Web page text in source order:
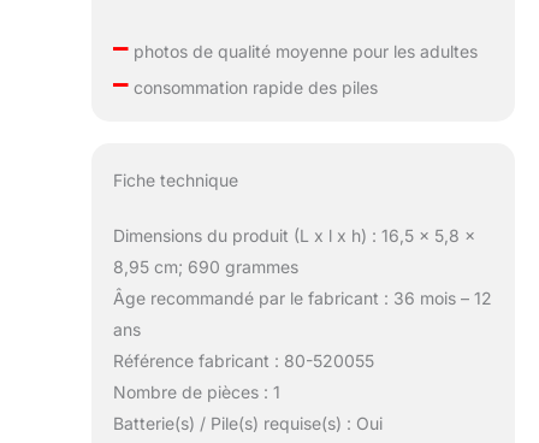
–photos de qualité moyenne pour les adultes
–consommation rapide des piles
Fiche technique
Dimensions du produit (L x l x h) : 16,5 x 5,8 x
8,95 cm; 690 grammes
Âge recommandé par le fabricant : 36 mois – 12
ans
Référence fabricant : 80-520055
Nombre de pièces : 1
Batterie(s) / Pile(s) requise(s) : Oui